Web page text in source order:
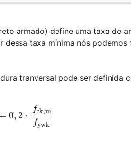
armado) define uma taxa de
taxa mínima nós podemos
tranversal pode ser definida
ck,m